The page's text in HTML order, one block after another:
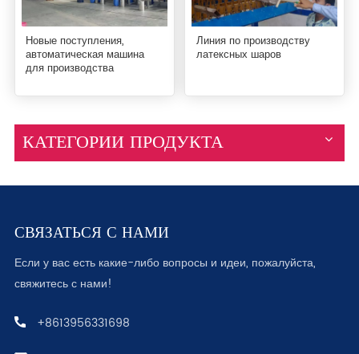
Новые поступления,
автоматическая машина
для производства
шаров
Линия по производству
латексных шаров
КАТЕГОРИИ ПРОДУКТА
СВЯЗАТЬСЯ С НАМИ
Если у вас есть какие-либо вопросы и идеи, пожалуйста,
свяжитесь с нами!
+8613956331698